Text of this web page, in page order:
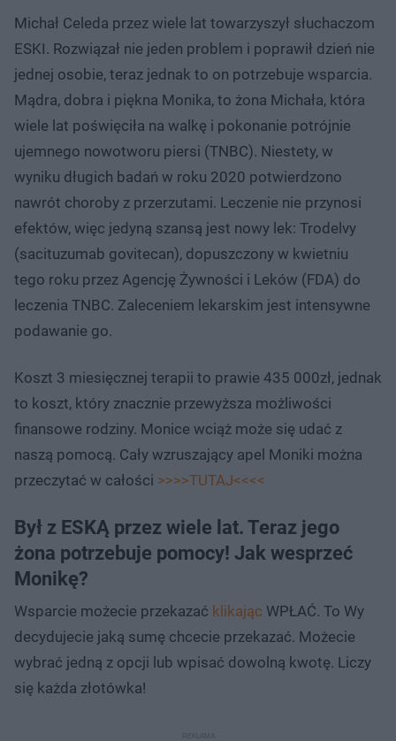
Michał Celeda przez wiele lat towarzyszył słuchaczom
ESKI. Rozwiązał nie jeden problem i poprawił dzień nie
jednej osobie, teraz jednak to on potrzebuje wsparcia.
Mądra, dobra i piękna Monika, to żona Michała, która
wiele lat poświęciła na walkę i pokonanie potrójnie
ujemnego nowotworu piersi (TNBC). Niestety, w
wyniku długich badań w roku 2020 potwierdzono
nawrót choroby z przerzutami. Leczenie nie przynosi
efektów, więc jedyną szansą jest nowy lek: Trodelvy
(sacituzumab govitecan), dopuszczony w kwietniu
tego roku przez Agencję Żywności i Leków (FDA) do
leczenia TNBC. Zaleceniem lekarskim jest intensywne
podawanie go.
Koszt 3 miesięcznej terapii to prawie 435 000zł, jednak
to koszt, który znacznie przewyższa możliwości
finansowe rodziny. Monice wciąż może się udać z
naszą pomocą. Cały wzruszający apel Moniki można
przeczytać w całości >>>>TUTAJ<<<<
Był z ESKĄ przez wiele lat. Teraz jego
żona potrzebuje pomocy! Jak wesprzeć
Monikę?
Wsparcie możecie przekazać klikając WPŁAĆ. To Wy
decydujecie jaką sumę chcecie przekazać. Możecie
wybrać jedną z opcji lub wpisać dowolną kwotę. Liczy
się każda złotówka!